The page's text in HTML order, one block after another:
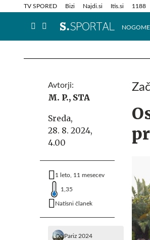
TV SPORED Bizi Najdi.si Itis.si 1188
Info in obvestila
Avtorji:
M. P., STA
Sreda,
28. 8. 2024,
4.00
1 leto, 11 mesecev
1,35
Natisni članek
Pariz 2024